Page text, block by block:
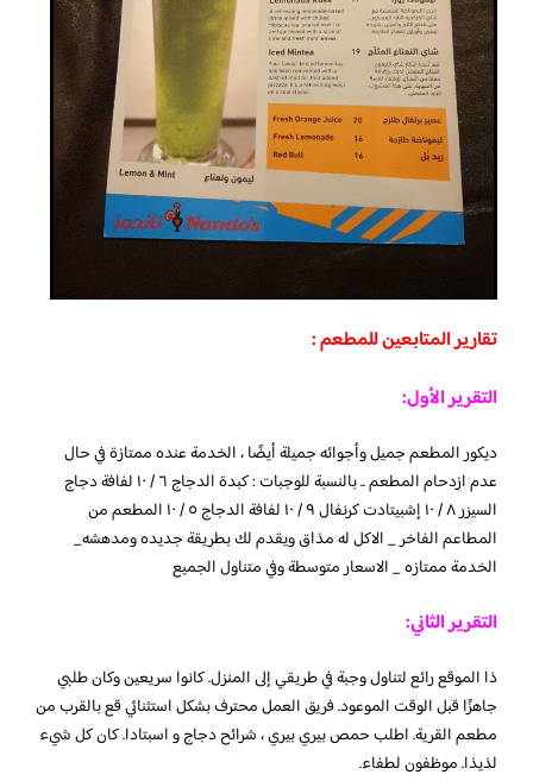
تقارير المتابعين للمطعم :
التقرير الأول:
ديكور المطعم جميل وأجوائه جميلة أيضًا ، الخدمة عنده ممتازة في حال
عدم ازدحام المطعم .. بالنسبة للوجبات : كبدة الدجاج ٦ / ١٠ لفافة دجاج
السيزر ٨ / ١٠ إشبيتادت كرنفال ٩ / ١٠ لفافة الدجاج ٥ / ١٠ المطعم من
المطاعم الفاخر _ الاكل له مذاق ويقدم لك بطريقة جديده ومدهشه_
الخدمة ممتازه _ الاسعار متوسطة وفي متناول الجميع
التقرير الثاني:
ذا الموقع رائع لتناول وجبة في طريقي إلى المنزل. كانوا سريعين وكان طلبي
جاهزًا قبل الوقت الموعود. فريق العمل محترف بشكل استثنائي قع بالقرب من
مطعم القرية. اطلب حمص بيري بيري ، شرائح دجاج و اسبتادا. كان كل شيء
لذيذا. موظفون لطفاء.